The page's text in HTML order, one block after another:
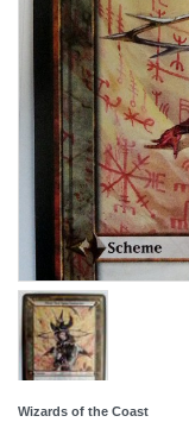
Wizards of the Coast